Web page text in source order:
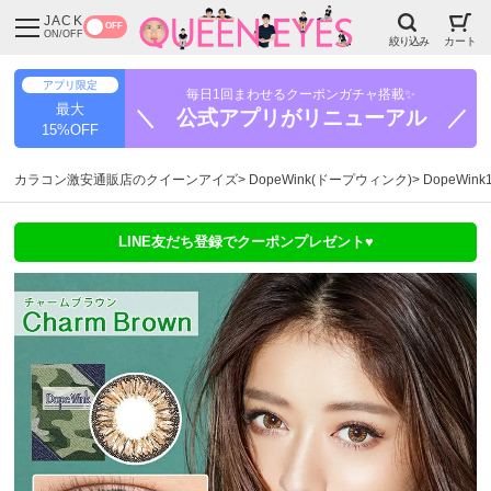
JACK
ON/OFF
OFF
絞り込み カート
アプリ限定
最大
15%OFF
毎日1回まわせるクーポンガチャ搭載✨
＼ 公式アプリがリニューアル ／
カラコン激安通販店のクイーンアイズ DopeWink(ドープウィンク)
LINE友だち登録でクーポンプレゼント♥